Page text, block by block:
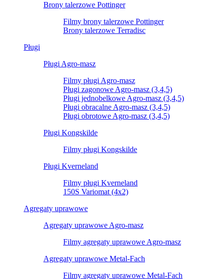
Brony talerzowe Pottinger
Filmy brony talerzowe Pottinger
Brony talerzowe Terradisc
Pługi
Pługi Agro-masz
Filmy pługi Agro-masz
Pługi zagonowe Agro-masz (3,4,5)
Pługi jednobelkowe Agro-masz (3,4,5)
Pługi obracalne Agro-masz (3,4,5)
Pługi obrotowe Agro-masz (3,4,5)
Pługi Kongskilde
Filmy pługi Kongskilde
Pługi Kverneland
Filmy pługi Kverneland
150S Variomat (4x2)
Agregaty uprawowe
Agregaty uprawowe Agro-masz
Filmy agregaty uprawowe Agro-masz
Agregaty uprawowe Metal-Fach
Filmy agregaty uprawowe Metal-Fach